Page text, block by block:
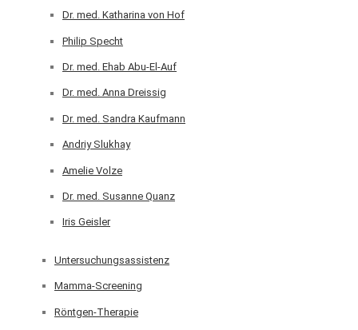
Dr. med. Katharina von Hof
Philip Specht
Dr. med. Ehab Abu-El-Auf
Dr. med. Anna Dreissig
Dr. med. Sandra Kaufmann
Andriy Slukhay
Amelie Volze
Dr. med. Susanne Quanz
Iris Geisler
Untersuchungsassistenz
Mamma-Screening
Röntgen-Therapie